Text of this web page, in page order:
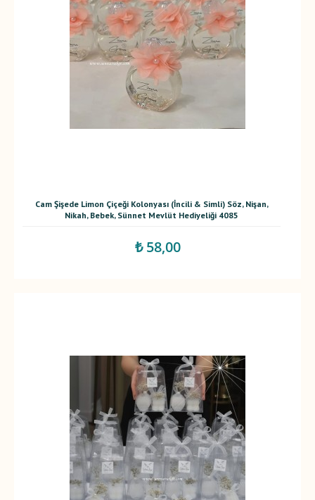
Cam Şişede Limon Çiçeği Kolonyası (İncili & Simli) Söz, Nişan,
Nikah, Bebek, Sünnet Mevlüt Hediyeliği 4085
₺ 58,00